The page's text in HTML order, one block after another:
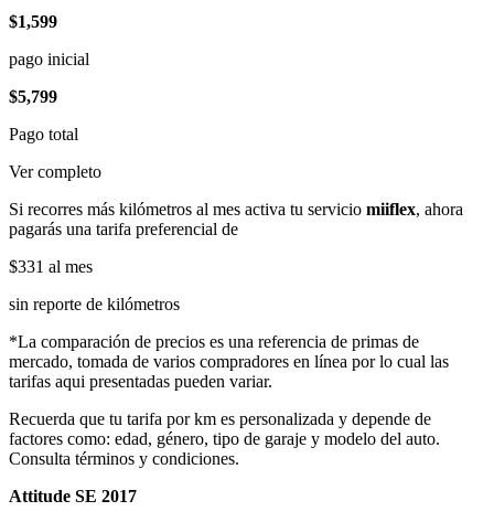
$1,599
pago inicial
$5,799
Pago total
Ver completo
Si recorres más kilómetros al mes activa tu servicio miiflex, ahora
pagarás una tarifa preferencial de
$331 al mes
sin reporte de kilómetros
*La comparación de precios es una referencia de primas de
mercado, tomada de varios compradores en línea por lo cual las
tarifas aqui presentadas pueden variar.
Recuerda que tu tarifa por km es personalizada y depende de
factores como: edad, género, tipo de garaje y modelo del auto.
Consulta términos y condiciones.
Attitude SE 2017